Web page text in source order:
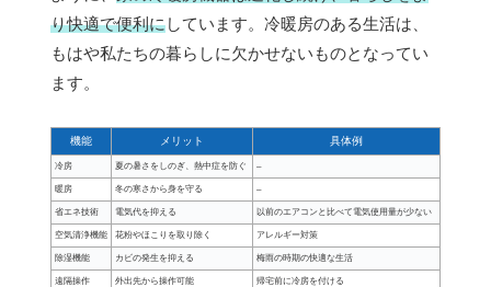
り快適で便利にしています。冷暖房のある生活は、
もはや私たちの暮らしに欠かせないものとなってい
ます。
機能 メリット 具体例
冷房 夏の暑さをしのぎ、熱中症を防ぐ –
暖房 冬の寒さから身を守る –
省エネ技術 電気代を抑える 以前のエアコンと比べて電気使用量が少ない
空気清浄機能 花粉やほこりを取り除く アレルギー対策
除湿機能 カビの発生を抑える 梅雨の時期の快適な生活
遠隔操作 外出先から操作可能 帰宅前に冷房を付ける